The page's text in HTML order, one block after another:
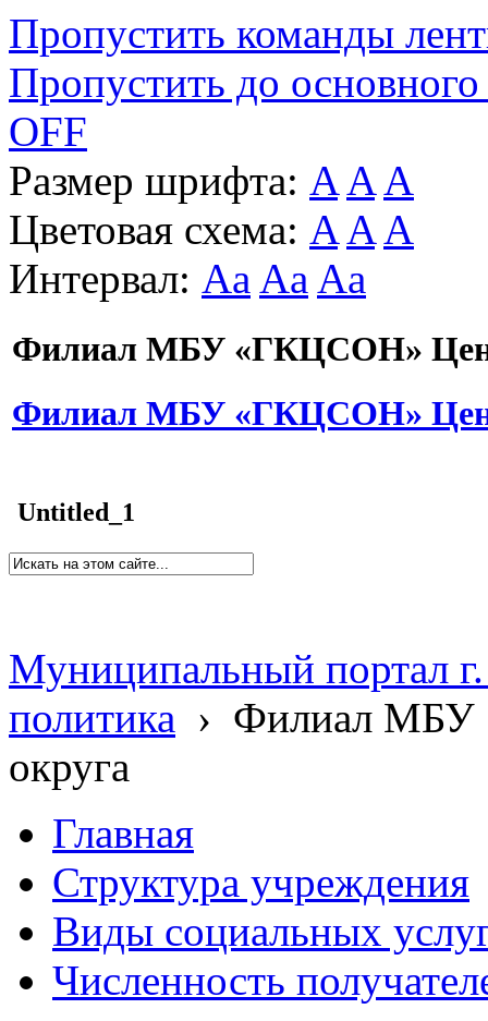
Пропустить команды
Пропустить до основного
OFF
Размер шрифта: A A A
Цветовая схема: A A A
Интервал: Aa Aa Aa
Филиал МБУ «ГКЦСОН»
Филиал МБУ «ГКЦСОН»
Untitled_1
Муниципальный портал
политика › Филиал МБУ
округа
Главная
Структура учреждения
Виды социальных
Численность